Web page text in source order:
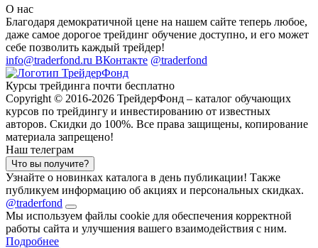
О нас
Благодаря демократичной цене на нашем сайте теперь любое,
даже самое дорогое трейдинг обучение доступно, и его может
себе позволить каждый трейдер!
info@traderfond.ru ВКонтакте @traderfond
Курсы трейдинга почти бесплатно
Copyright © 2016-2026 ТрейдерФонд – каталог обучающих
курсов по трейдингу и инвестированию от известных
авторов. Скидки до 100%. Все права защищены, копирование
материала запрещено!
Наш телеграм
Что вы получите?
Узнайте о новинках каталога в день публикации! Также
публикуем информацию об акциях и персональных скидках.
@traderfond
Мы используем файлы cookie для обеспечения корректной
работы сайта и улучшения вашего взаимодействия с ним.
Подробнее